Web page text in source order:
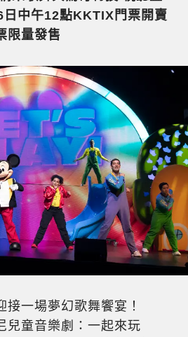
中午12點KKTIX門票開賣
限量發售
一場夢幻歌舞饗宴！
兒童音樂劇：一起來玩